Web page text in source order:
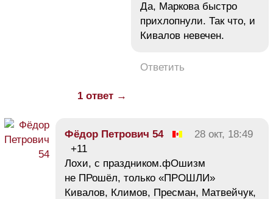
Да, Маркова быстро
прихлопнули. Так что, и
Кивалов невечен.
Ответить
1 ответ →
Фёдор Петрович 54
28 окт, 18:49
+11
Лохи, с праздником.фОшизм
не ПРошёл, только «ПРОШЛИ»
Кивалов, Климов, Пресман, Матвейчук,